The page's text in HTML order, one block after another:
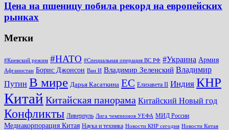
Цена на пшеницу побила рекорд на европейских
рынках
Метки
#Киевский режим #НАТО #Специальная операция ВС РФ #Украина Армия
Афганистан Борис Джонсон Ван И Владимир Зеленский Владимир
Путин В мире Дарья Касаткина ЕС Елизавета II Индия КНР
Китай Китайская панорама Китайский Новый год
Конфликты Ливерпуль Лига чемпионов УЕФА МИД России
Медиакорпорация Китая Наука и техника Новости КНР сегодня Новости Китая